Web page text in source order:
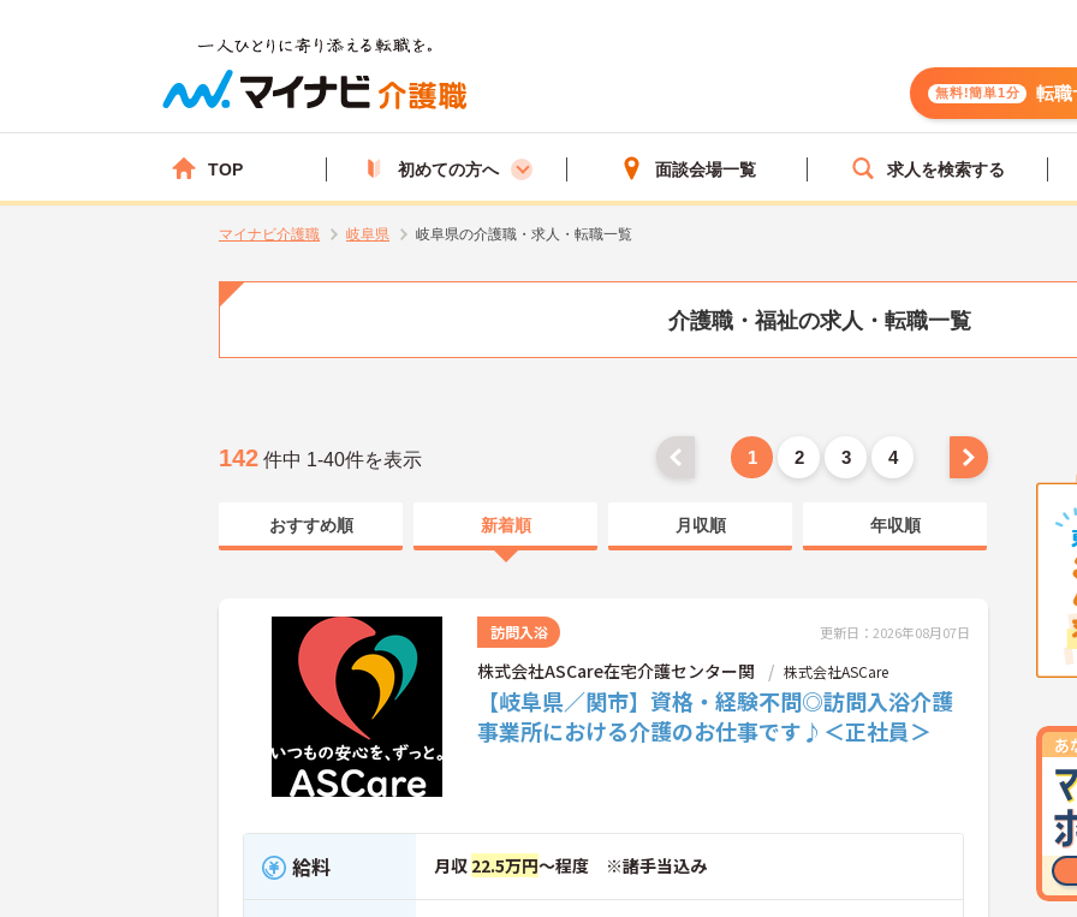
無料!簡単1分 転職
TOP 初めての方へ 面談会場一覧 求人を検索する
マイナビ介護職 岐阜県 岐阜県の介護職・求人・転職一覧
介護職・福祉の求人・転職一覧
142 件中 1-40件を表示 1 2 3 4
おすすめ順 新着順 月収順 年収順
訪問入浴 更新日：2026年08月07日
株式会社ASCare在宅介護センター関 株式会社ASCare
【岐阜県／関市】資格・経験不問◎訪問入浴介護
事業所における介護のお仕事です♪＜正社員＞
給料 月収 22.5万円～程度 ※諸手当込み